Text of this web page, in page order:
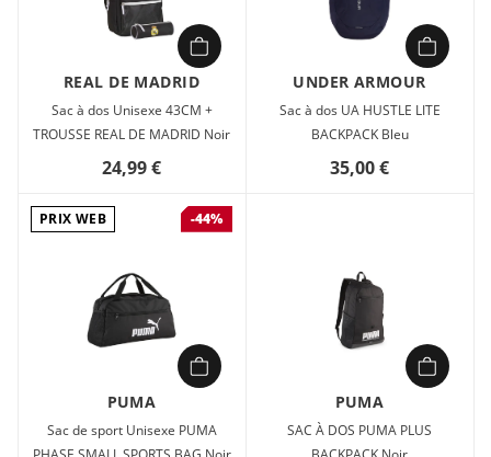
REAL DE MADRID
Sac à dos Unisexe 43CM +
TROUSSE REAL DE MADRID Noir
24,99 €
UNDER ARMOUR
Sac à dos UA HUSTLE LITE
BACKPACK Bleu
35,00 €
PRIX WEB -44%
PUMA
Sac de sport Unisexe PUMA
PUMA
SAC À DOS PUMA PLUS